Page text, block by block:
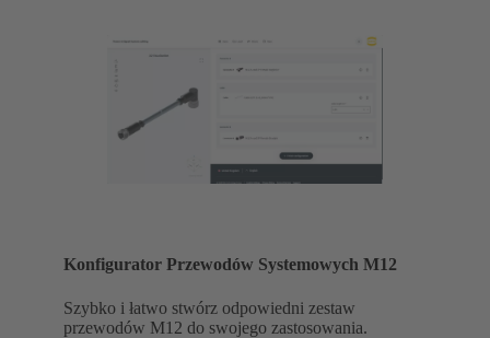
Konfigurator Przewodów Systemowych M12
Szybko i łatwo stwórz odpowiedni zestaw
przewodów M12 do swojego zastosowania.